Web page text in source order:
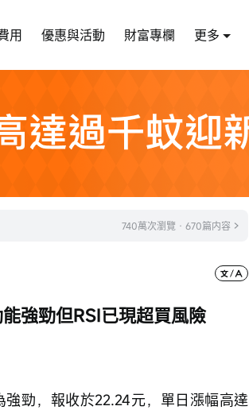
用 優惠與活動 財富專欄 更多
740萬次瀏覽 · 670篇内容
強勁但RSI已現超買風險
勁，報收於22.24元，單日漲幅高達